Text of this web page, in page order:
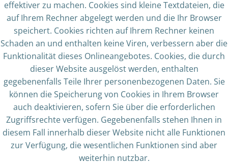
effektiver zu machen. Cookies sind kleine Textdateien, die
auf Ihrem Rechner abgelegt werden und die Ihr Browser
speichert. Cookies richten auf Ihrem Rechner keinen
Schaden an und enthalten keine Viren, verbessern aber die
Funktionalität dieses Onlineangebotes. Cookies, die durch
dieser Website ausgelöst werden, enthalten
gegebenenfalls Teile Ihrer personenbezogenen Daten. Sie
können die Speicherung von Cookies in Ihrem Browser
auch deaktivieren, sofern Sie über die erforderlichen
Zugriffsrechte verfügen. Gegebenenfalls stehen Ihnen in
diesem Fall innerhalb dieser Website nicht alle Funktionen
zur Verfügung, die wesentlichen Funktionen sind aber
weiterhin nutzbar.